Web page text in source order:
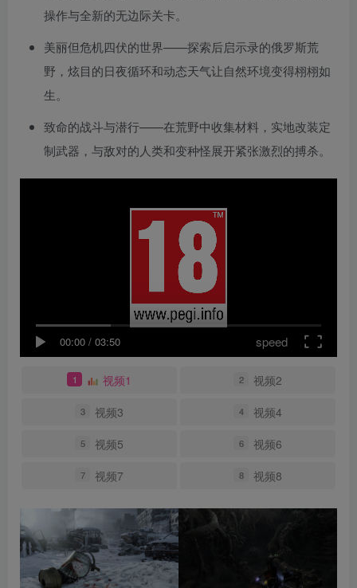
操作与全新的无边际关卡。
美丽但危机四伏的世界——探索后启示录的俄罗斯荒
野，炫目的日夜循环和动态天气让自然环境变得栩栩如
生。
致命的战斗与潜行——在荒野中收集材料，实地改装定
制武器，与敌对的人类和变种怪展开紧张激烈的搏杀。
00:00 / 03:50 speed
1 视频1 2 视频2
3 视频3 4 视频4
5 视频5 6 视频6
7 视频7 8 视频8